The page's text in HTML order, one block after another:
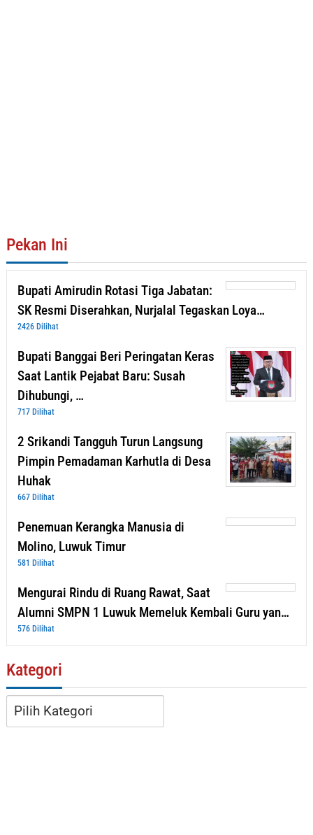
Pekan Ini
Bupati Amirudin Rotasi Tiga Jabatan:
SK Resmi Diserahkan, Nurjalal Tegaskan Loya…
2426 Dilihat
Bupati Banggai Beri Peringatan Keras
Saat Lantik Pejabat Baru: Susah
Dihubungi, …
717 Dilihat
2 Srikandi Tangguh Turun Langsung
Pimpin Pemadaman Karhutla di Desa
Huhak
667 Dilihat
Penemuan Kerangka Manusia di
Molino, Luwuk Timur
581 Dilihat
Mengurai Rindu di Ruang Rawat, Saat
Alumni SMPN 1 Luwuk Memeluk Kembali Guru yan…
576 Dilihat
Kategori
Kategori